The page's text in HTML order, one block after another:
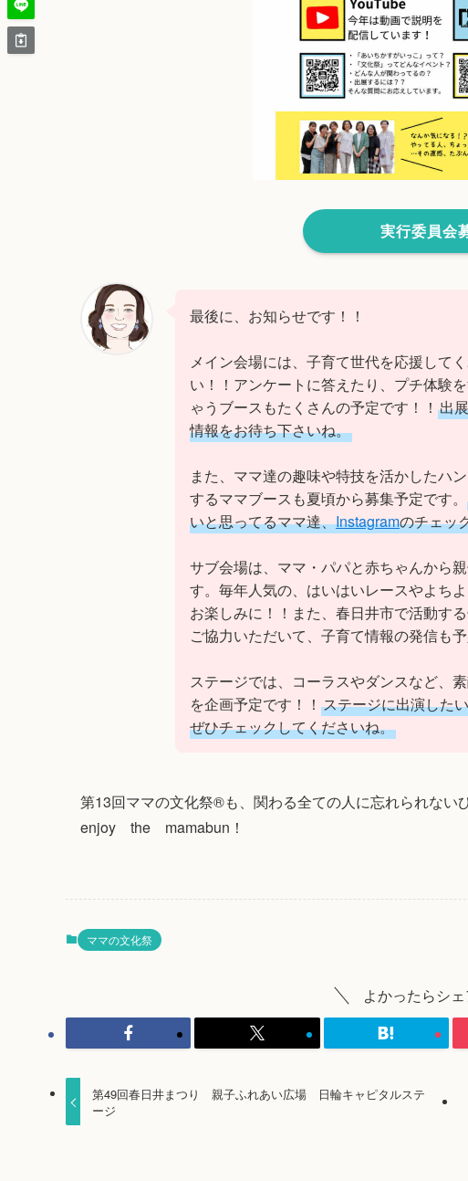
実行委員会
最後に、お知らせです！！
メイン会場には、子育て世代を応援して
い！！アンケートに答えたり、プチ体験
ゃうブースもたくさんの予定です！！ 出
情報をお待ち下さいね。
また、ママ達の趣味や特技を活かしたハ
するママブースも夏頃から募集予定です。
いと思ってるママ達、Instagramのチェッ
サブ会場は、ママ・パパと赤ちゃんから
す。毎年人気の、はいはいレースやよち
お楽しみに！！また、春日井市で活動す
ご協力いただいて、子育て情報の発信も
ステージでは、コーラスやダンスなど、
を企画予定です！！ ステージに出演した
ぜひチェックしてくださいね。
第13回ママの文化祭®も、関わる全ての人に忘れられない
enjoy the mamabun！
ママの文化祭
よかったらシェ
第49回春日井まつり 親子ふれあい広場 日輪キャピタルステ
ージ